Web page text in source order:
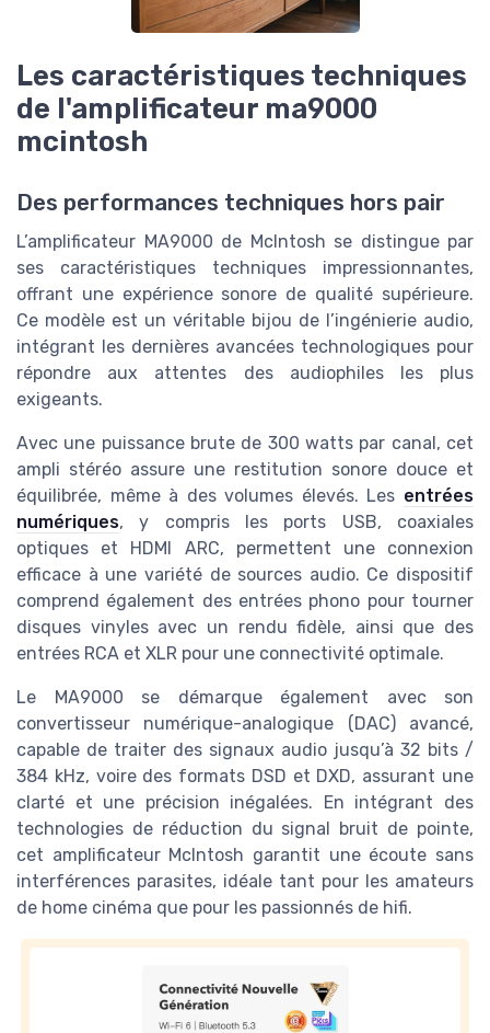
Les caractéristiques techniques
de l'amplificateur ma9000
mcintosh
Des performances techniques hors pair
L’amplificateur MA9000 de McIntosh se distingue par
ses caractéristiques techniques impressionnantes,
offrant une expérience sonore de qualité supérieure.
Ce modèle est un véritable bijou de l’ingénierie audio,
intégrant les dernières avancées technologiques pour
répondre aux attentes des audiophiles les plus
exigeants.
Avec une puissance brute de 300 watts par canal, cet
ampli stéréo assure une restitution sonore douce et
équilibrée, même à des volumes élevés. Les entrées
numériques, y compris les ports USB, coaxiales
optiques et HDMI ARC, permettent une connexion
efficace à une variété de sources audio. Ce dispositif
comprend également des entrées phono pour tourner
disques vinyles avec un rendu fidèle, ainsi que des
entrées RCA et XLR pour une connectivité optimale.
Le MA9000 se démarque également avec son
convertisseur numérique-analogique (DAC) avancé,
capable de traiter des signaux audio jusqu’à 32 bits /
384 kHz, voire des formats DSD et DXD, assurant une
clarté et une précision inégalées. En intégrant des
technologies de réduction du signal bruit de pointe,
cet amplificateur McIntosh garantit une écoute sans
interférences parasites, idéale tant pour les amateurs
de home cinéma que pour les passionnés de hifi.